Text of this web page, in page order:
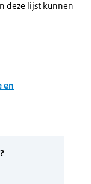
deze lijst kunnen
en